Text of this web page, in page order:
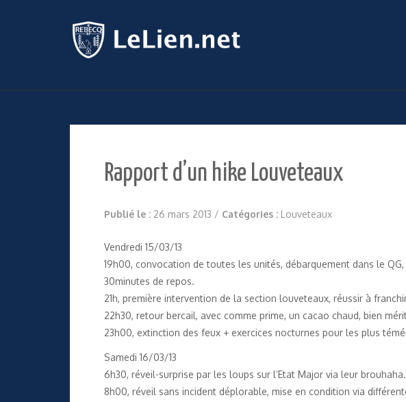
Rapport d’un hike Louveteaux
Publié le : 26 mars 2013 / Catégories : Louveteaux
Vendredi 15/03/13
19h00, convocation de toutes les unités, débarquement dans le
30minutes de repos.
21h, première intervention de la section louveteaux, réussir à
22h30, retour bercail, avec comme prime, un cacao chaud, bien
23h00, extinction des feux + exercices nocturnes pour les plus
Samedi 16/03/13
6h30, réveil-surprise par les loups sur l’Etat Major via leur brouhaha.
8h00, réveil sans incident déplorable, mise en condition via